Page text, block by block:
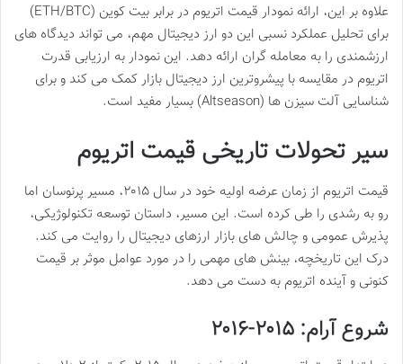
علاوه بر این، ارائه نمودار قیمت اتریوم در برابر بیت کوین (ETH/BTC)
برای تحلیل عملکرد نسبی این دو ارز دیجیتال مهم، می تواند دیدگاه های
ارزشمندی را به معامله گران ارائه دهد. این نمودار به ارزیابی قدرت
اتریوم در مقایسه با پیشروترین ارز دیجیتال بازار کمک می کند و برای
شناسایی آلت سیزن ها (Altseason) بسیار مفید است.
سیر تحولات تاریخی قیمت اتریوم
قیمت اتریوم از زمان عرضه اولیه خود در سال ۲۰۱۵، مسیر پرنوسان اما
رو به رشدی را طی کرده است. این مسیر، داستان توسعه تکنولوژیکی،
پذیرش عمومی و چالش های بازار ارزهای دیجیتال را روایت می کند.
درک این تاریخچه، بینش های مهمی را در مورد عوامل موثر بر قیمت
کنونی و آینده اتریوم به دست می دهد.
شروع آرام: ۲۰۱۵-۲۰۱۶